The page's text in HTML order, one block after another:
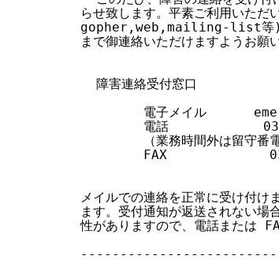
らせ致します。平素ご利用いた
gopher,web,mailing-list等)に
まで御連絡いただけますようお願
  障害連絡受付窓口
電子メイル
電話
（業務時間外は留守番電
FAX
メイルでの連絡を正常に受け付け
ます。受付通知が返送されない場
性がありますので、電話または